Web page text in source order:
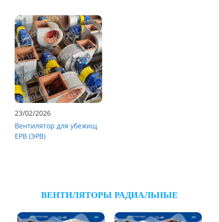
23/02/2026
Вентилятор для убежищ
ЕРВ (ЭРВ)
ВЕНТИЛЯТОРЫ РАДИАЛЬНЫЕ